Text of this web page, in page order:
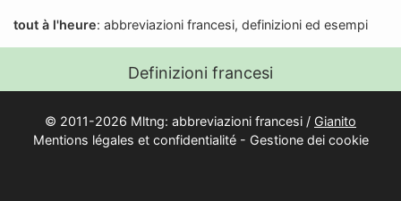
a
z
o
n
e
tout à l'heure: abbreviazioni francesi, definizioni ed esempi
Definizioni francesi
© 2011-2026 Mltng: abbreviazioni francesi / Gianito
Mentions légales et confidentialité- Gestione dei cookie